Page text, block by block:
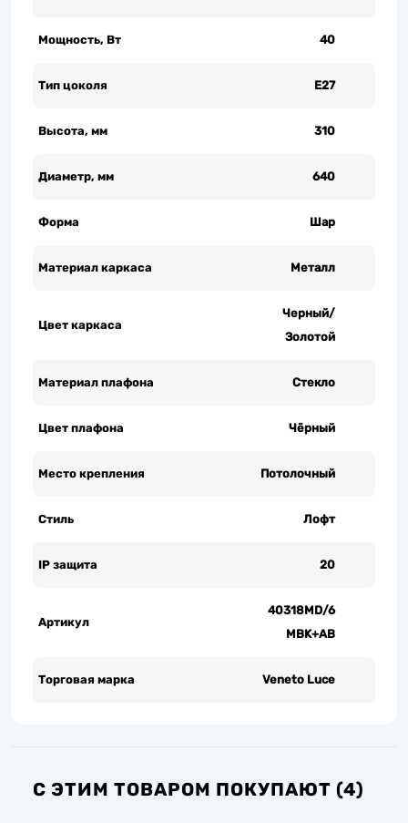
Мощность, Вт 40
Тип цоколя Е27
Высота, мм 310
Диаметр, мм 640
Форма Шар
Материал каркаса Металл
Цвет каркаса
Черный/
Золотой
Материал плафона Стекло
Цвет плафона Чёрный
Место крепления Потолочный
Стиль Лофт
IP защита 20
Артикул
40318MD/6
MBK+AB
Торговая марка Veneto Luce
С ЭТИМ ТОВАРОМ ПОКУПАЮТ (4)